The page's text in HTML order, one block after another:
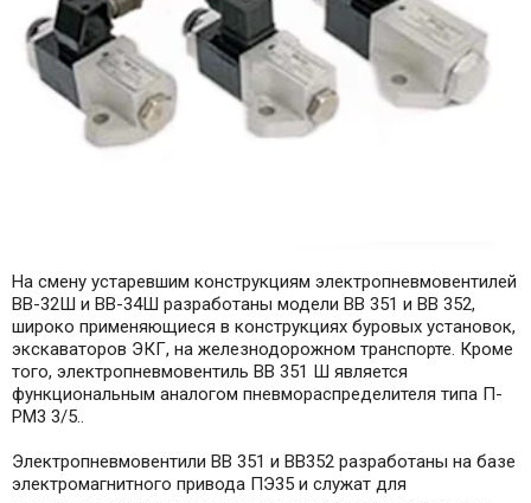
На смену устаревшим конструкциям электропневмовентилей
ВВ-32Ш и ВВ-34Ш разработаны модели ВВ 351 и ВВ 352,
широко применяющиеся в конструкциях буровых установок,
экскаваторов ЭКГ, на железнодорожном транспорте. Кроме
того, электропневмовентиль ВВ 351 Ш является
функциональным аналогом пневмораспределителя типа П-
РМ3 3/5..
Электропневмовентили ВВ 351 и ВВ352 разработаны на базе
электромагнитного привода ПЭ35 и служат для